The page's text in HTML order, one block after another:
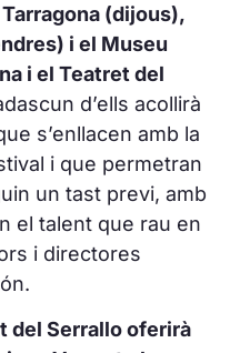
(dijous),
i el Museu
i el Teatret del
d’ells acollirà
s’enllacen amb la
i que permetran
un tast previ, amb
el talent que rau en
i directores
del Serrallo oferirà